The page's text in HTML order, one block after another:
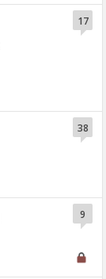
17
38
9